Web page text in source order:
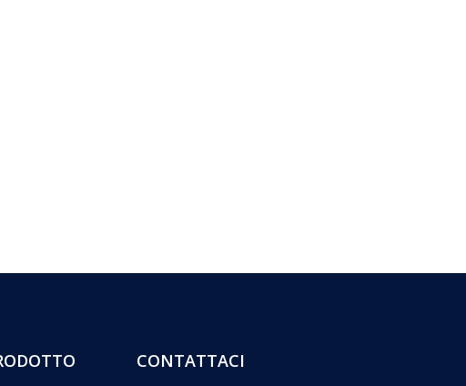
CONTATTACI